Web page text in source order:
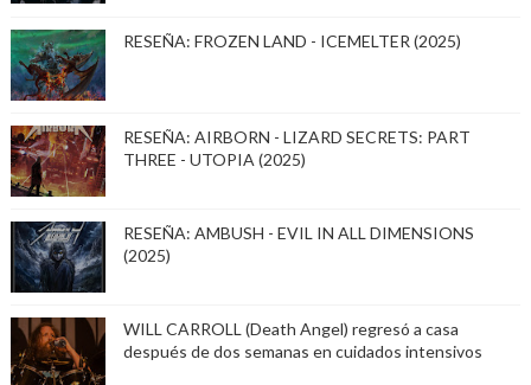
RESEÑA: FROZEN LAND - ICEMELTER (2025)
RESEÑA: AIRBORN - LIZARD SECRETS: PART
THREE - UTOPIA (2025)
RESEÑA: AMBUSH - EVIL IN ALL DIMENSIONS
(2025)
WILL CARROLL (Death Angel) regresó a casa
después de dos semanas en cuidados intensivos